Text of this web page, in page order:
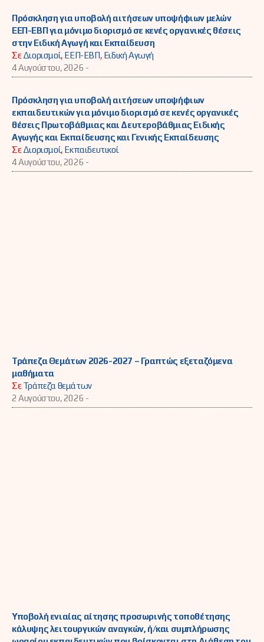
Πρόσκληση για υποβολή αιτήσεων υποψήφιων μελών
ΕΕΠ-ΕΒΠ για μόνιμο διορισμό σε κενές οργανικές θέσεις
στην Ειδική Αγωγή και Εκπαίδευση
ΣεΔιορισμοί, ΕΕΠ-ΕΒΠ, Ειδική Αγωγή
4 Αυγούστου, 2026 -
Πρόσκληση για υποβολή αιτήσεων υποψήφιων
εκπαιδευτικών για μόνιμο διορισμό σε κενές οργανικές
θέσεις Πρωτοβάθμιας και Δευτεροβάθμιας Ειδικής
Αγωγής και Εκπαίδευσης και Γενικής Εκπαίδευσης
ΣεΔιορισμοί, Εκπαιδευτικοί
4 Αυγούστου, 2026 -
Τράπεζα Θεμάτων 2026-2027 – Γραπτώς εξεταζόμενα
μαθήματα
ΣεΤράπεζα θεμάτων
2 Αυγούστου, 2026 -
Υποβολή ενιαίας αίτησης προσωρινής τοποθέτησης
κάλυψης λειτουργικών αναγκών, ή/και συμπλήρωσης